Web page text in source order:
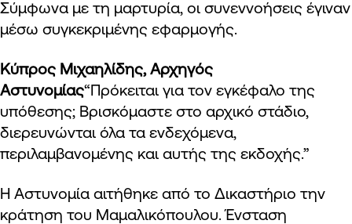
Σύμφωνα με τη μαρτυρία, οι συνεννοήσεις έγιναν
μέσω συγκεκριμένης εφαρμογής.
Κύπρος Μιχαηλίδης, Αρχηγός
Αστυνομίας“Πρόκειται για τον εγκέφαλο της
υπόθεσης; Βρισκόμαστε στο αρχικό στάδιο,
διερευνώνται όλα τα ενδεχόμενα,
περιλαμβανομένης και αυτής της εκδοχής.”
Η Αστυνομία αιτήθηκε από το Δικαστήριο την
κράτηση του Μαμαλικόπουλου. Ένσταση